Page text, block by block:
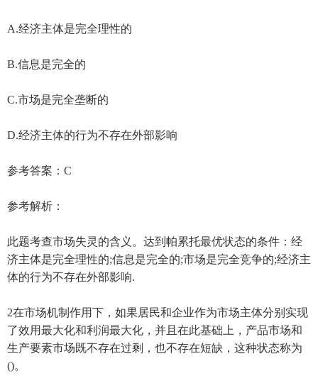
A.经济主体是完全理性的
B.信息是完全的
C.市场是完全垄断的
D.经济主体的行为不存在外部影响
参考答案：C
参考解析：
此题考查市场失灵的含义。达到帕累托最优状态的条件：经
济主体是完全理性的;信息是完全的;市场是完全竞争的;经济主
体的行为不存在外部影响.
2在市场机制作用下，如果居民和企业作为市场主体分别实现
了效用最大化和利润最大化，并且在此基础上，产品市场和
生产要素市场既不存在过剩，也不存在短缺，这种状态称为
()。